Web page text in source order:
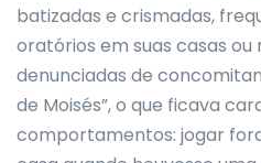
batizadas e crismadas,
oratórios em suas casas
denunciadas de
de Moisés”, o que ficava
comportamentos: jogar